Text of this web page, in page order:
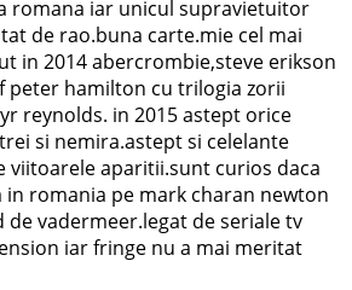
romana iar unicul supravietuitor
de rao.buna carte.mie cel mai
in 2014 abercrombie,steve erikson
peter hamilton cu trilogia zorii
reynolds. in 2015 astept orice
si nemira.astept si celelante
viitoarele aparitii.sunt curios daca
in romania pe mark charan newton
de vadermeer.legat de seriale tv
iar fringe nu a mai meritat